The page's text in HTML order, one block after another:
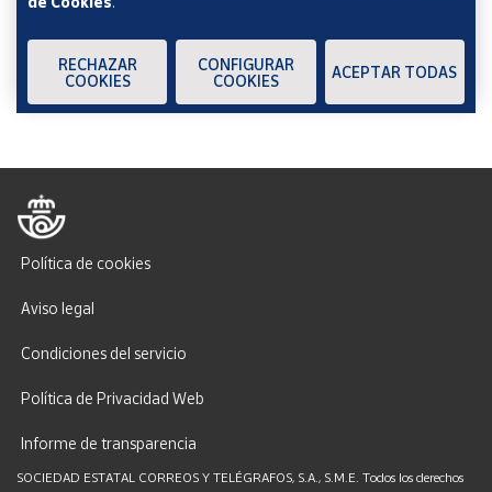
Área
Ubicación
Península
Baleares
Ceuta y
ENVIAR
Política de cookies
Aviso legal
Condiciones del servicio
Política de Privacidad Web
Informe de transparencia
SOCIEDAD ESTATAL CORREOS Y TELÉGRAFOS, S.A., S.M.E. Todos los derechos
RECHAZAR
COOKIES
CONFIGURAR
COOKIES
ACEPTAR TODAS